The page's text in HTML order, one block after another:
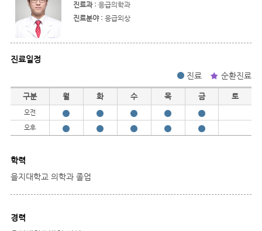
진료과 : 응급의학과
진료분야 : 응급외상
진료일정
진료
순환진료
진료일정
구분 월 화 수 목 금 토
오전
오후
학력
을지대학교 의학과 졸업
경력